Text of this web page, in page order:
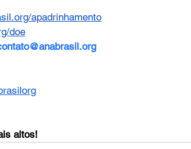
apadrinhamento
doe
altos!